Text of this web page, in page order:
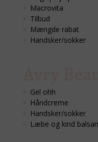
Macrovita
Tilbud
Mængde rabat
Handsker/sokker
Gel ohh
Håndcreme
Handsker/sokker
Læbe og kind